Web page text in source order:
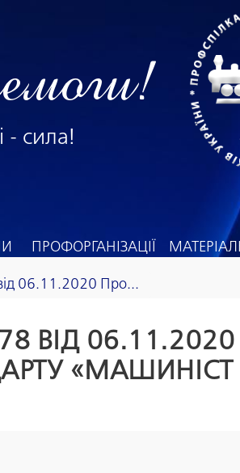
- сила!
ПРОФОРГАНІЗАЦІЇ
06.11.2020 Про...
ВІД